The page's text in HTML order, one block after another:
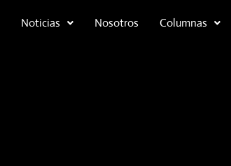
Noticias Nosotros Columnas